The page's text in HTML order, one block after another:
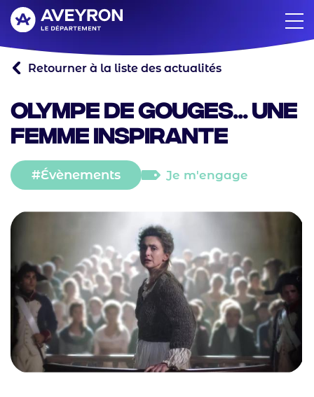
Aller
au
contenu
principal
Retourner à la liste des actualités
Olympe de Gouges... une
femme inspirante
Évènements
Catégorie
Je m'engage